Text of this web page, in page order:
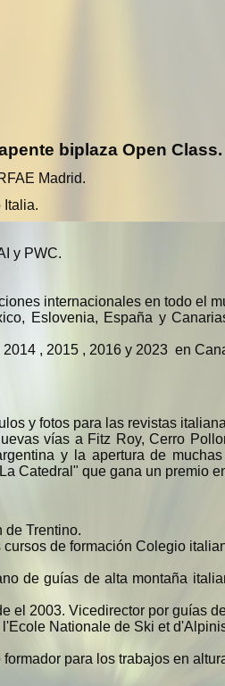
biplaza Open Class.
Madrid.
Italia.
y PWC.
internacionales en todo el
Eslovenia, España y
, 2015 , 2016 y 2023 en
y fotos para las revistas
vías a Fitz Roy, Cerro
y la apertura de
Catedral" que gana un premio
de Trentino.
de formación Colegio
de guías de alta montaña
el 2003. Vicedirector por guías
Nationale de Ski et
para los trabajos en